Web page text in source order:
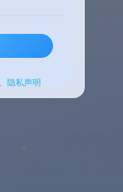
隐私声明